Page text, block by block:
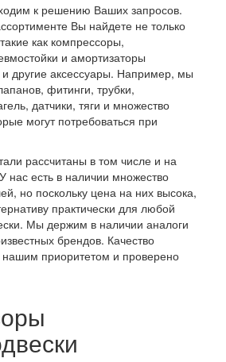
к решению Ваших запросов.
Вы найдете не только
как компрессоры,
и амортизаторы
другие аксессуары. Например, мы
фитинги, трубки,
датчики, тяги и множество
могут потребоваться при
рассчитаны в том числе и на
нас есть в наличии множество
но поскольку цена на них высока,
практически для любой
Мы держим в наличии аналоги
брендов. Качество
нашим приоритетом и проверено